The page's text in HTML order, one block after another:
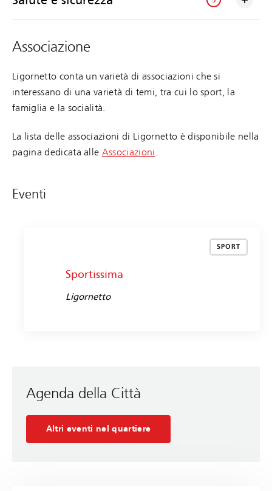
Associazione
Ligornetto conta un varietà di associazioni che si
interessano di una varietà di temi, tra cui lo sport, la
famiglia e la socialità.
La lista delle associazioni di Ligornetto è disponibile nella
pagina dedicata alle Associazioni.
Eventi
SPORT
Sportissima
Ligornetto
Agenda della Città
Altri eventi nel quartiere